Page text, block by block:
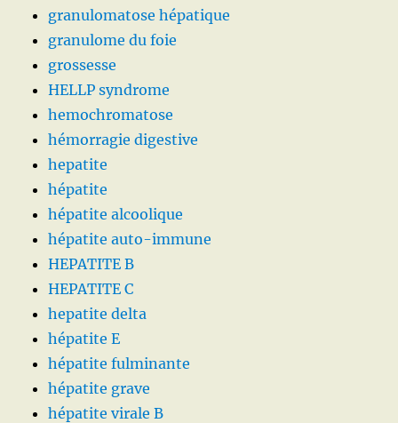
granulomatose hépatique
granulome du foie
grossesse
HELLP syndrome
hemochromatose
hémorragie digestive
hepatite
hépatite
hépatite alcoolique
hépatite auto-immune
HEPATITE B
HEPATITE C
hepatite delta
hépatite E
hépatite fulminante
hépatite grave
hépatite virale B